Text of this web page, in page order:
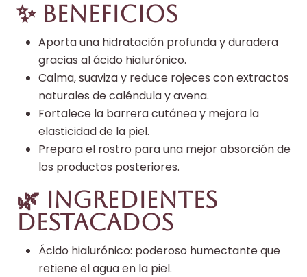
✨ Beneficios
Aporta una hidratación profunda y duradera
gracias al ácido hialurónico.
Calma, suaviza y reduce rojeces con extractos
naturales de caléndula y avena.
Fortalece la barrera cutánea y mejora la
elasticidad de la piel.
Prepara el rostro para una mejor absorción de
los productos posteriores.
🌿 Ingredientes
destacados
Ácido hialurónico: poderoso humectante que
retiene el agua en la piel.